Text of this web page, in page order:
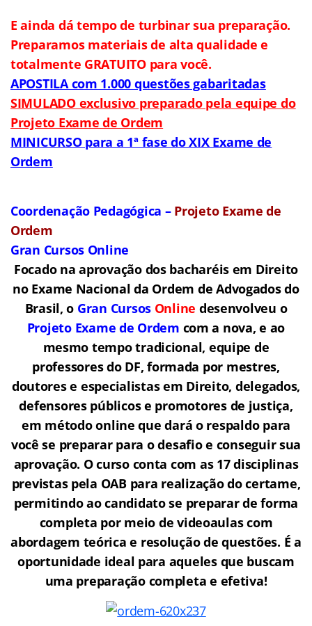
E ainda dá tempo de turbinar sua preparação.
Preparamos materiais de alta qualidade e
totalmente GRATUITO para você.
APOSTILA com 1.000 questões gabaritadas
SIMULADO exclusivo preparado pela equipe do
Projeto Exame de Ordem
MINICURSO para a 1ª fase do XIX Exame de
Ordem
Coordenação Pedagógica – Projeto Exame de
Ordem
Gran Cursos Online
Focado na aprovação dos bacharéis em Direito
no Exame Nacional da Ordem de Advogados do
Brasil, o Gran Cursos Online desenvolveu o
Projeto Exame de Ordem com a nova, e ao
mesmo tempo tradicional, equipe de
professores do DF, formada por mestres,
doutores e especialistas em Direito, delegados,
defensores públicos e promotores de justiça,
em método online que dará o respaldo para
você se preparar para o desafio e conseguir sua
aprovação. O curso conta com as 17 disciplinas
previstas pela OAB para realização do certame,
permitindo ao candidato se preparar de forma
completa por meio de videoaulas com
abordagem teórica e resolução de questões. É a
oportunidade ideal para aqueles que buscam
uma preparação completa e efetiva!